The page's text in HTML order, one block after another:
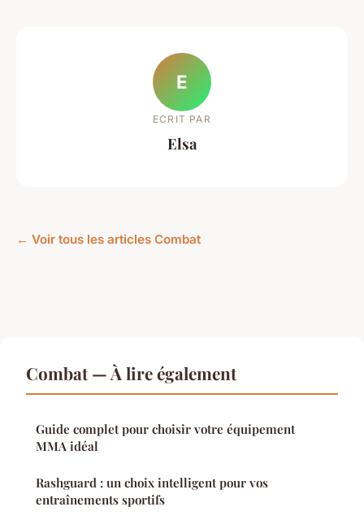
E
ECRIT PAR
Elsa
← Voir tous les articles Combat
Combat — À lire également
Guide complet pour choisir votre équipement
MMA idéal
Rashguard : un choix intelligent pour vos
entraînements sportifs